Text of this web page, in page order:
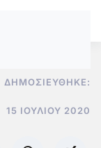
ΔΗΜΟΣΙΕΎΘΗΚΕ:
15 ΙΟΥΛΊΟΥ 2020